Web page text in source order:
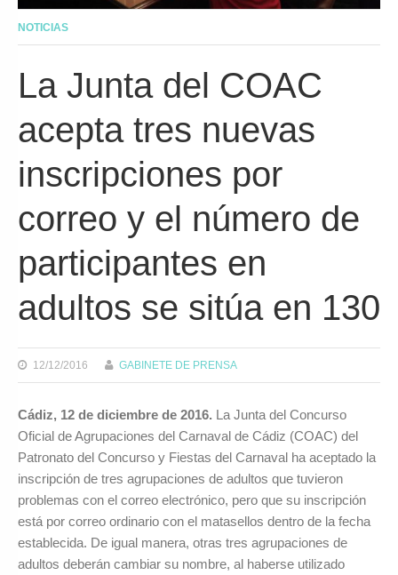
NOTICIAS
La Junta del COAC
acepta tres nuevas
inscripciones por
correo y el número de
participantes en
adultos se sitúa en 130
12/12/2016 GABINETE DE PRENSA
Cádiz, 12 de diciembre de 2016. La Junta del Concurso
Oficial de Agrupaciones del Carnaval de Cádiz (COAC) del
Patronato del Concurso y Fiestas del Carnaval ha aceptado la
inscripción de tres agrupaciones de adultos que tuvieron
problemas con el correo electrónico, pero que su inscripción
está por correo ordinario con el matasellos dentro de la fecha
establecida. De igual manera, otras tres agrupaciones de
adultos deberán cambiar su nombre, al haberse utilizado